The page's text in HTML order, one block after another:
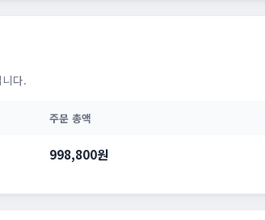
다.
주문 총액
998,800원